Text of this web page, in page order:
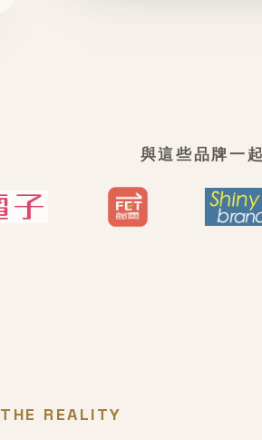
與這些品牌一
THE REALITY